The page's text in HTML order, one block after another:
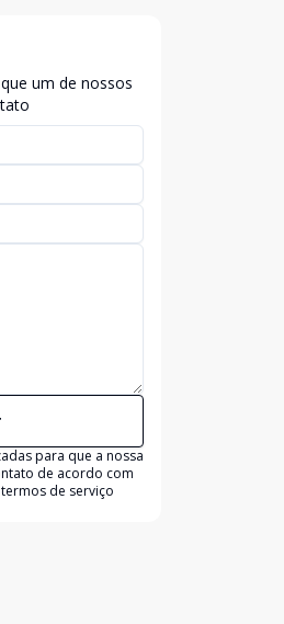
um de nossos
para que a nossa
de acordo com
de serviço